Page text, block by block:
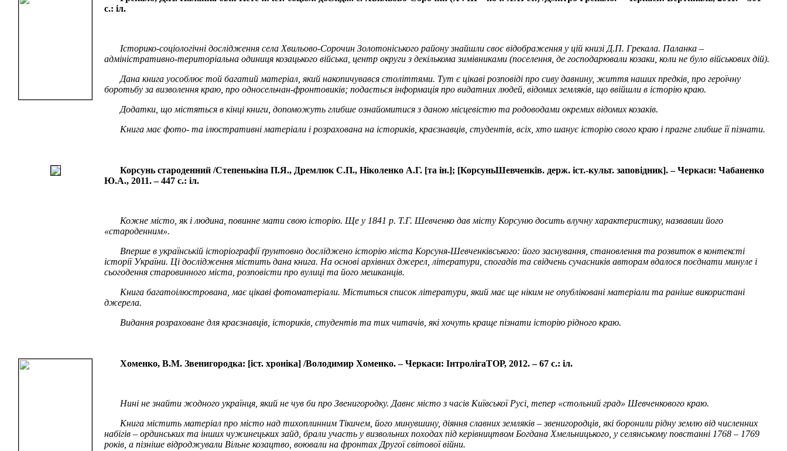
с.: іл.
Історико-соціологічні дослідження села Хвильово-Сорочин Золотоніського району знайшли своє відображення у цій книзі Д.П. Грекала. Паланка –
адміністративно-територіальна одиниця козацького війська, центр округи з декількома зимівниками (поселення, де господарювали козаки, коли не було військових дій).
Дана книга уособлює той багатий матеріал, який накопичувався століттями. Тут є цікаві розповіді про сиву давнину, життя наших предків, про героїчну
боротьбу за визволення краю, про односельчан-фронтовиків; подається інформація про видатних людей, відомих земляків, що ввійшли в історію краю.
Додатки, що містяться в кінці книги, допоможуть глибше ознайомитися з даною місцевістю та родоводами окремих відомих козаків.
Книга має фото- та ілюстративні матеріали і розрахована на істориків, краєзнавців, студентів, всіх, хто шанує історію свого краю і прагне глибше її пізнати.
Корсунь староденний /Степенькіна П.Я., Дремлюк С.П., Ніколенко А.Г. [та ін.]; [КорсуньШевченків. держ. іст.-культ. заповідник]. – Черкаси: Чабаненко
Ю.А., 2011. – 447 с.: іл.
Кожне місто, як і людина, повинне мати свою історію. Ще у 1841 р. Т.Г. Шевченко дав місту Корсуню досить влучну характеристику, назвавши його
«староденним».
Вперше в українській історіографії ґрунтовно досліджено історію міста Корсуня-Шевченківського: його заснування, становлення та розвиток в контексті
історії України. Ці дослідження містить дана книга. На основі архівних джерел, літератури, спогадів та свідчень сучасників авторам вдалося поєднати минуле і
сьогодення старовинного міста, розповісти про вулиці та його мешканців.
Книга багатоілюстрована, має цікаві фотоматеріали. Міститься список літератури, який має ще ніким не опубліковані матеріали та раніше використані
джерела.
Видання розраховане для краєзнавців, істориків, студентів та тих читачів, які хочуть краще пізнати історію рідного краю.
Хоменко, В.М. Звенигородка: [іст. хроніка] /Володимир Хоменко. – Черкаси: ІнтролігаТОР, 2012. – 67 с.: іл.
Нині не знайти жодного українця, який не чув би про Звенигородку. Давнє місто з часів Київської Русі, тепер «стольний град» Шевченкового краю.
Книга містить матеріал про місто над тихоплинним Тікичем, його минувшину, діяння славних земляків – звенигородців, які боронили рідну землю від численних
набігів – ординських та інших чужинецьких зайд, брали участь у визвольних походах під керівництвом Богдана Хмельницького, у селянському повстанні 1768 – 1769
років, а пізніше відроджували Вільне козацтво, воювали на фронтах Другої світової війни.